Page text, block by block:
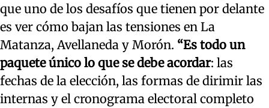
que uno de los desafíos que tienen por delante
es ver cómo bajan las tensiones en La
Matanza, Avellaneda y Morón. “Es todo un
paquete único lo que se debe acordar: las
fechas de la elección, las formas de dirimir las
internas y el cronograma electoral completo